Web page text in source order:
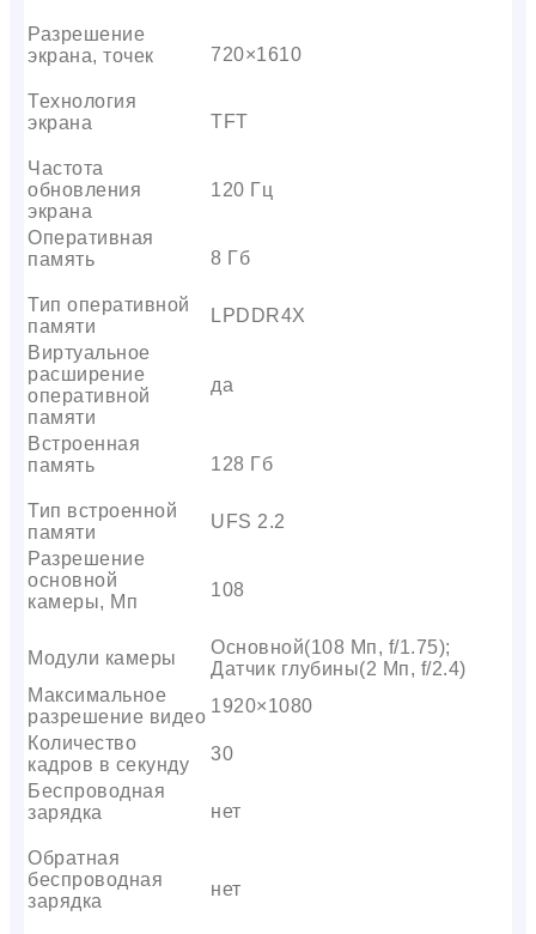
Разрешение
экрана, точек
720×1610
Технология
экрана
TFT
Частота
обновления
экрана
120 Гц
Оперативная
память
8 Гб
Тип оперативной
памяти
LPDDR4X
Виртуальное
расширение
оперативной
памяти
да
Встроенная
память
128 Гб
Тип встроенной
памяти
UFS 2.2
Разрешение
основной
камеры, Мп
108
Модули камеры
Основной(108 Мп, f/1.75);
Датчик глубины(2 Мп, f/2.4)
Максимальное
разрешение видео
1920×1080
Количество
кадров в секунду
30
Беспроводная
зарядка
нет
Обратная
беспроводная
зарядка
нет